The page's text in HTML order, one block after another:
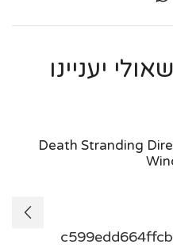
יעניינו
Death Stranding